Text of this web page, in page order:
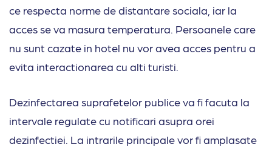
ce respecta norme de distantare sociala, iar la
acces se va masura temperatura. Persoanele care
nu sunt cazate in hotel nu vor avea acces pentru a
evita interactionarea cu alti turisti.
Dezinfectarea suprafetelor publice va fi facuta la
intervale regulate cu notificari asupra orei
dezinfectiei. La intrarile principale vor fi amplasate